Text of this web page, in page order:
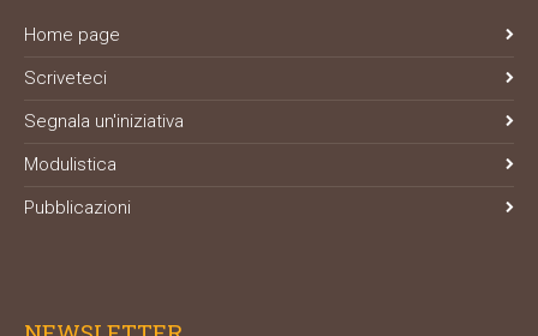
Home page
Scriveteci
Segnala un'iniziativa
Modulistica
Pubblicazioni